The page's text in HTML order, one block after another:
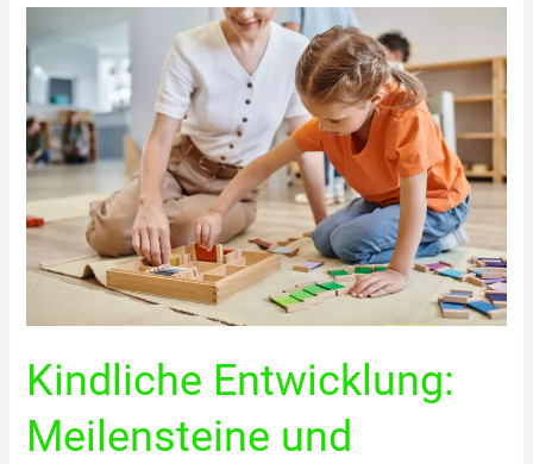
Wichtige
einen
Blick!
Kindliche Entwicklung:
Meilensteine und